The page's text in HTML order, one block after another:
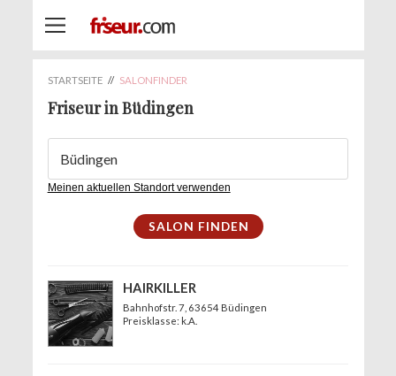
STARTSEITE // SALONFINDER
Friseur in Büdingen
Meinen aktuellen Standort verwenden
HAIRKILLER
Bahnhofstr. 7, 63654 Büdingen
Preisklasse: k.A.